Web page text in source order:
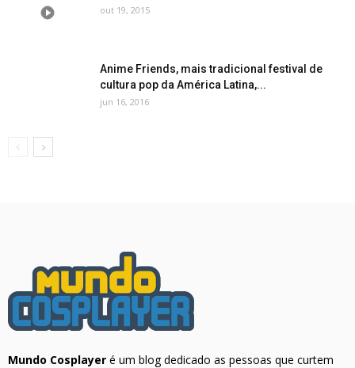
out 19, 2015
Anime Friends, mais tradicional festival de
cultura pop da América Latina,...
jun 16, 2016
Mundo Cosplayer é um blog dedicado as pessoas que curtem